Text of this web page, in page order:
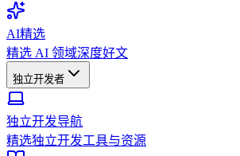
AI精选
精选 AI 领域深度好文
独立开发者
独立开发导航
精选独立开发工具与资源